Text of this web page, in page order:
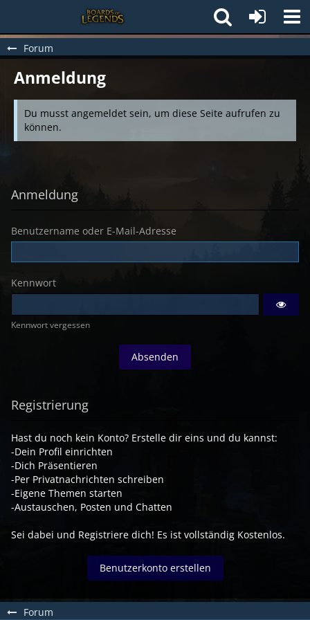
Forum
Forum
Anmeldung
Du musst angemeldet sein, um diese Seite aufrufen zu
können.
Anmeldung
Benutzername oder E-Mail-Adresse
Kennwort
Kennwort vergessen
Registrierung
Hast du noch kein Konto? Erstelle dir eins und du kannst:
-Dein Profil einrichten
-Dich Präsentieren
-Per Privatnachrichten schreiben
-Eigene Themen starten
-Austauschen, Posten und Chatten
Sei dabei und Registriere dich! Es ist vollständig Kostenlos.
Benutzerkonto erstellen